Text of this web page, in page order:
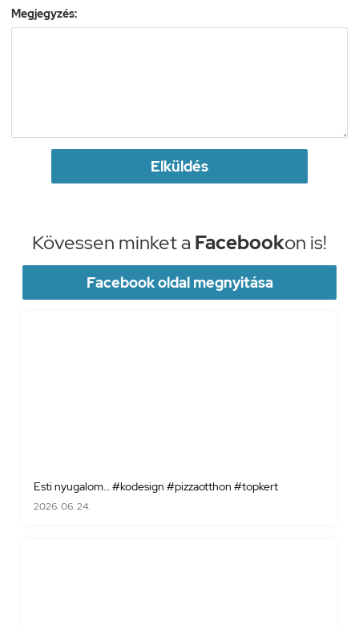
Megjegyzés:
Elküldés
Kövessen minket a Facebookon is!
Facebook oldal megnyitása
Esti nyugalom… #kodesign #pizzaotthon #topkert
2026. 06. 24.